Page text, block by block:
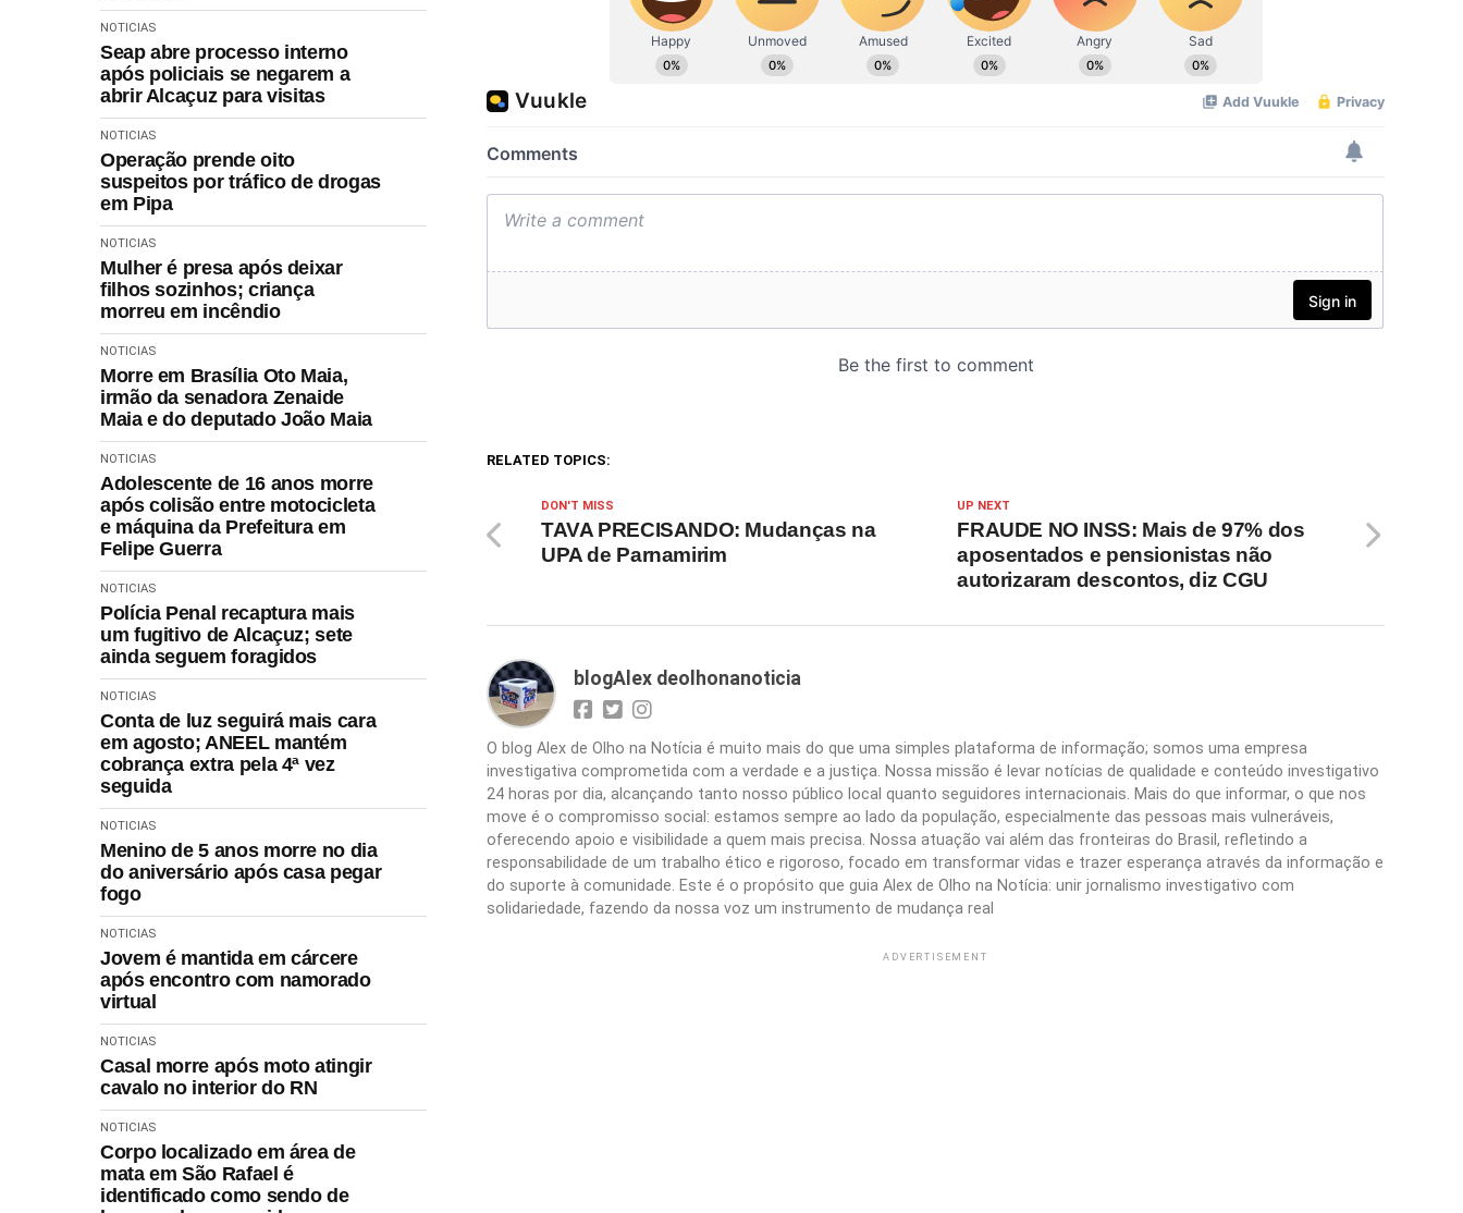
NOTICIAS
Seap abre processo interno
após policiais se negarem a
abrir Alcaçuz para visitas
NOTICIAS
Operação prende oito
suspeitos por tráfico de drogas
em Pipa
NOTICIAS
Mulher é presa após deixar
filhos sozinhos; criança
morreu em incêndio
NOTICIAS
Morre em Brasília Oto Maia,
irmão da senadora Zenaide
Maia e do deputado João Maia
NOTICIAS
Adolescente de 16 anos morre
após colisão entre motocicleta
e máquina da Prefeitura em
Felipe Guerra
NOTICIAS
Polícia Penal recaptura mais
um fugitivo de Alcaçuz; sete
ainda seguem foragidos
NOTICIAS
Conta de luz seguirá mais cara
em agosto; ANEEL mantém
cobrança extra pela 4ª vez
seguida
NOTICIAS
Menino de 5 anos morre no dia
do aniversário após casa pegar
fogo
NOTICIAS
Jovem é mantida em cárcere
após encontro com namorado
virtual
NOTICIAS
Casal morre após moto atingir
cavalo no interior do RN
NOTICIAS
Corpo localizado em área de
mata em São Rafael é
identificado como sendo de
RELATED TOPICS:
UP NEXT
FRAUDE NO INSS: Mais de 97% dos
aposentados e pensionistas não
autorizaram descontos, diz CGU
DON'T MISS
TAVA PRECISANDO: Mudanças na
UPA de Parnamirim
blogAlex deolhonanoticia
O blog Alex de Olho na Notícia é muito mais do que uma simples plataforma de informação; somos uma empresa
investigativa comprometida com a verdade e a justiça. Nossa missão é levar notícias de qualidade e conteúdo investigativo
24 horas por dia, alcançando tanto nosso público local quanto seguidores internacionais. Mais do que informar, o que nos
move é o compromisso social: estamos sempre ao lado da população, especialmente das pessoas mais vulneráveis,
oferecendo apoio e visibilidade a quem mais precisa. Nossa atuação vai além das fronteiras do Brasil, refletindo a
responsabilidade de um trabalho ético e rigoroso, focado em transformar vidas e trazer esperança através da informação e
do suporte à comunidade. Este é o propósito que guia Alex de Olho na Notícia: unir jornalismo investigativo com
solidariedade, fazendo da nossa voz um instrumento de mudança real
ADVERTISEMENT